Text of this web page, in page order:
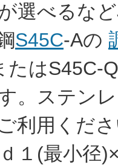
選べるな
S45C-Aの
たはS45C-
。ステン
利用くだ
１(最小径